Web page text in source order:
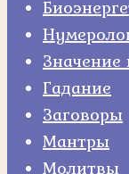
Гадание
Заговоры
Мантры
Молитвы